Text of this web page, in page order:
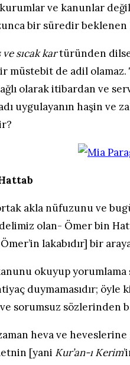
ve kanunlar
bir süredir beklenen
sıcak kartüründen
müstebit de adil
olarak itibardan ve
uygulayanın haşin ve
akla nüfuzunu ve
olan- Ömer bin
lakabıdır] bir
okuyup
duymamasıdır;
sorumsuz sözlerinden
heva ve
[yani Kur’an-ı Kerim